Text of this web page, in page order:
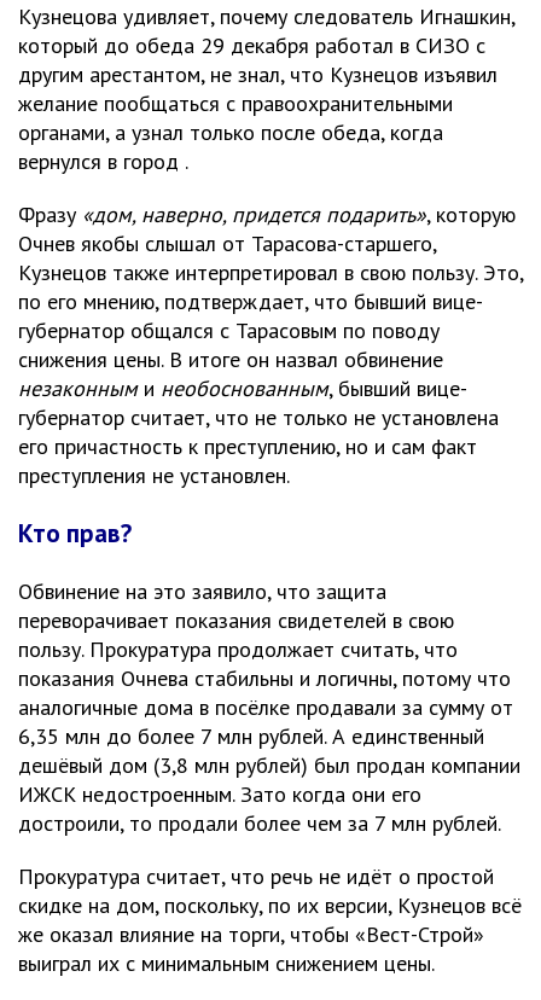
Кузнецова удивляет, почему следователь Игнашкин,
который до обеда 29 декабря работал в СИЗО с
другим арестантом, не знал, что Кузнецов изъявил
желание пообщаться с правоохранительными
органами, а узнал только после обеда, когда
вернулся в город .
Фразу «дом, наверно, придется подарить», которую
Очнев якобы слышал от Тарасова-старшего,
Кузнецов также интерпретировал в свою пользу. Это,
по его мнению, подтверждает, что бывший вице-
губернатор общался с Тарасовым по поводу
снижения цены. В итоге он назвал обвинение
незаконными необоснованным, бывший вице-
губернатор считает, что не только не установлена
его причастность к преступлению, но и сам факт
преступления не установлен.
Кто прав?
Обвинение на это заявило, что защита
переворачивает показания свидетелей в свою
пользу. Прокуратура продолжает считать, что
показания Очнева стабильны и логичны, потому что
аналогичные дома в посёлке продавали за сумму от
6,35 млн до более 7 млн рублей. А единственный
дешёвый дом (3,8 млн рублей) был продан компании
ИЖСК недостроенным. Зато когда они его
достроили, то продали более чем за 7 млн рублей.
Прокуратура считает, что речь не идёт о простой
скидке на дом, поскольку, по их версии, Кузнецов всё
же оказал влияние на торги, чтобы «Вест-Строй»
выиграл их с минимальным снижением цены.